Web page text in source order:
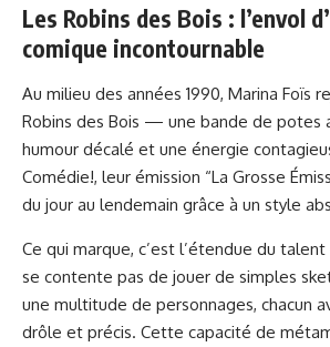
Les Robins des Bois : l’envol
comique incontournable
Au milieu des années 1990, Marina Foïs
Robins des Bois — une bande de potes
humour décalé et une énergie
Comédie!, leur émission “La Grosse
du jour au lendemain grâce à un style
Ce qui marque, c’est l’étendue du
se contente pas de jouer de simples
une multitude de personnages, chacun
drôle et précis. Cette capacité de